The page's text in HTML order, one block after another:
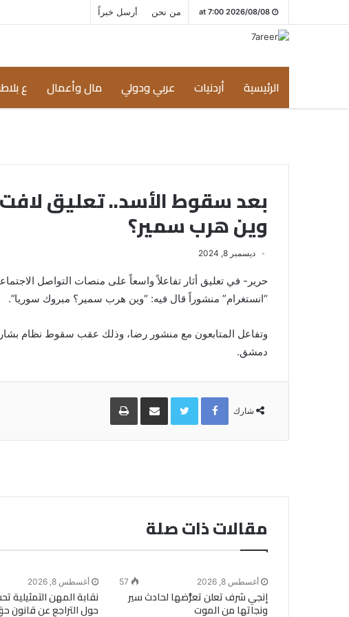
2026/08/08 at 7:00 من نحن أرسل خبراً
الرئيسية أردنيات عربي ودولي مال وأعمال ع
بعد سقوط الأسد.. تعليق
وين هرب سمير؟
ديسمبر 8, 2024
حرير- في تعليق أثار تفاعلاً واسعاً على منصات التواصل
“انستغرام” منشوراً قال فيه: “وين هرب سمير؟ مبروك سوريا”.
وتفاعل المتابعون مع منشور رضا، وذلك عقب سقوط نظام
دمشق.
شارك
Facebook
Twitterمشاركة
البريد
طباعة
مقالات ذات صلة
أغسطس 8, 2026 57
إنجي شرف تعلن تعرُّضها لحادث سير
ونجاتها من الموت
أغسطس 8, 2026
نقابة المهن التمثيلية
حول التراجع عن قانون